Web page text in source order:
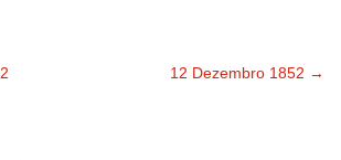
12 Dezembro 1852 →